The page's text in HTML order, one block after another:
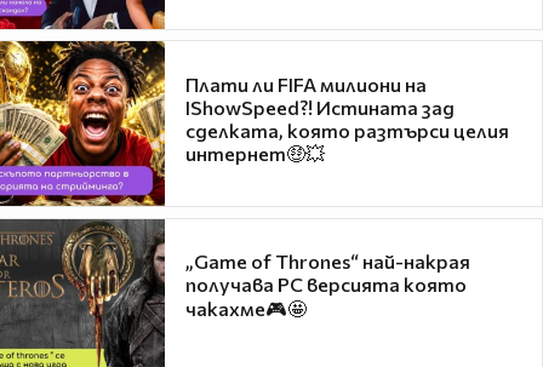
Плати ли FIFA милиони на
IShowSpeed?! Истината зад
сделката, която разтърси целия
интернет🤑💥
„Game of Thrones“ най-накрая
получава PC версията която
чакахме🎮🤩